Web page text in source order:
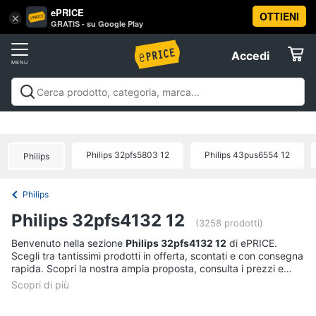
× ePRICE
GRATIS - su Google Play
OTTIENI
Accedi
Accedi
Registrati
Offerte
Tv
e
Home
Cinema
Vai
al
Philips Philips 32pfs5803 12 Philips 43pus6554 12
Philips
Philips 32pfs4132 12 (3258 prodotti)
Benvenuto nella sezione Philips 32pfs4132 12 di ePRICE.
Scegli tra tantissimi prodotti in offerta, scontati e con consegna
rapida. Scopri la nostra ampia proposta, consulta i prezzi e
acquista comodamente online.